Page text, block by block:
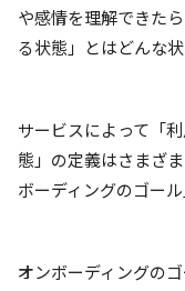
や感情を理解できた
る状態」とはどんな
サービスによって「
態」の定義はさまざ
ボーディングのゴー
オンボーディングの